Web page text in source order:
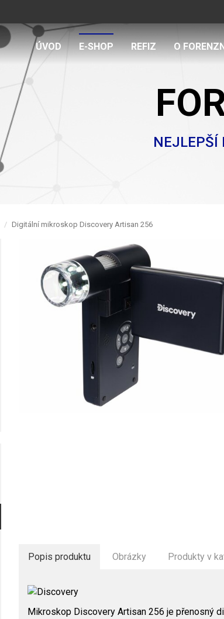
ÚVOD E-SHOP REFIZ O
NEJLEPŠÍ
Digitální mikroskop Discovery Artisan 256
Popis produktu Obrázky Produkty v
Mikroskop Discovery Artisan 256 je přenosný